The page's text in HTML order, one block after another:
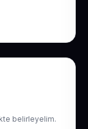
belirleyelim.